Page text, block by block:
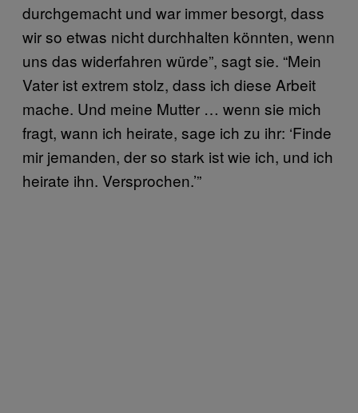
durchgemacht und war immer besorgt, dass
wir so etwas nicht durchhalten könnten, wenn
uns das widerfahren würde”, sagt sie. “Mein
Vater ist extrem stolz, dass ich diese Arbeit
mache. Und meine Mutter … wenn sie mich
fragt, wann ich heirate, sage ich zu ihr: ‘Finde
mir jemanden, der so stark ist wie ich, und ich
heirate ihn. Versprochen.’”